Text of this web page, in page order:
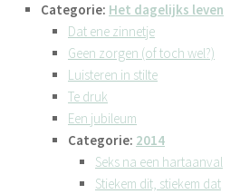
Categorie: Het dagelijks leven
Dat ene zinnetje
Geen zorgen (of toch wel?)
Luisteren in stilte
Te druk
Een jubileum
Categorie: 2014
Seks na een hartaanval
Stiekem dit, stiekem dat